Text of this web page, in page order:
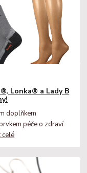
Lonka® a Lady B
doplňkem
péče o zdraví
celé